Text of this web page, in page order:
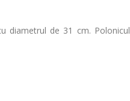
diametrul de 31 cm. Polonicul